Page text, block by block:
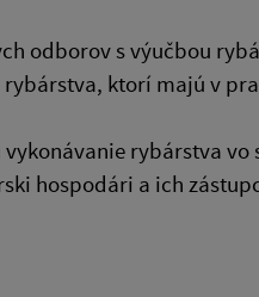
odborov s výučbou
ktorí majú v
rybárstva vo
hospodári a ich